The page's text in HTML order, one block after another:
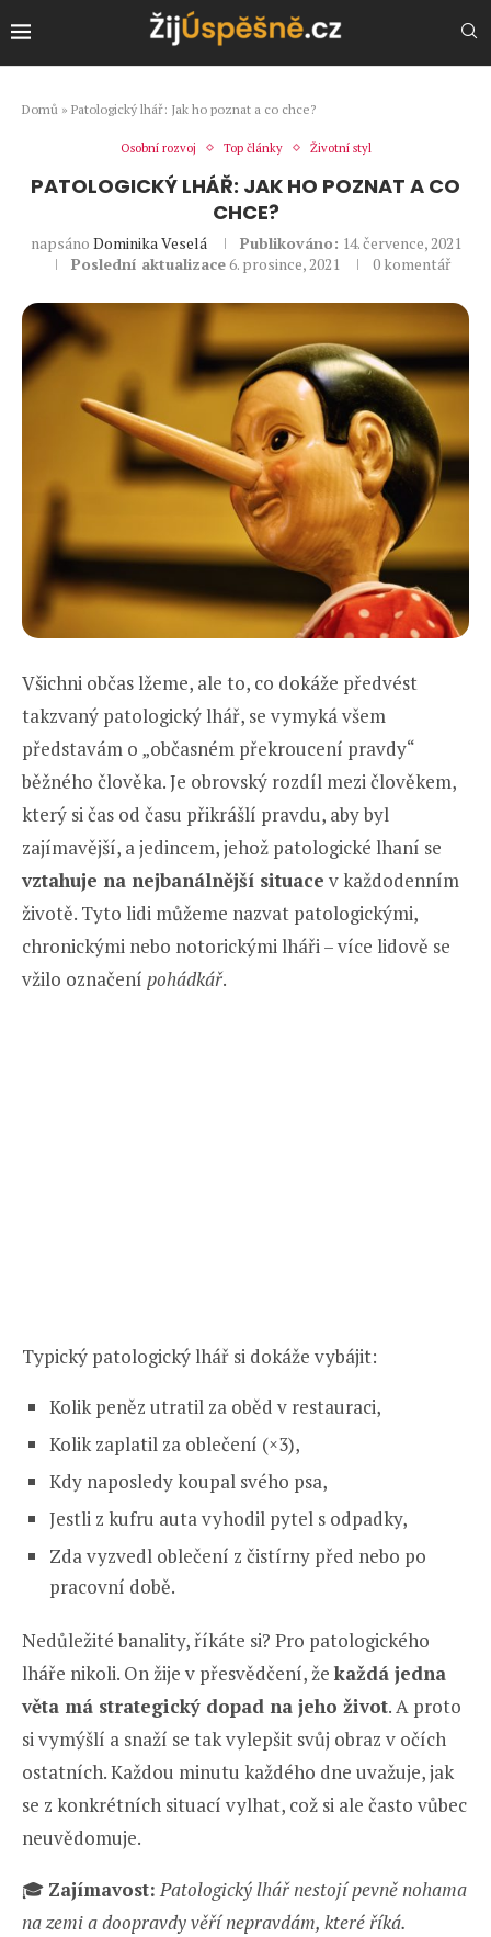
Domů » Patologický lhář: Jak ho poznat a co chce?
Osobní rozvoj Top články Životní styl
PATOLOGICKÝ LHÁŘ: JAK HO POZNAT A CO
CHCE?
napsáno Dominika Veselá Publikováno: 14. července, 2021
Poslední aktualizace6. prosince, 2021 0 komentář
Všichni občas lžeme, ale to, co dokáže předvést
takzvaný patologický lhář, se vymyká všem
představám o „občasném překroucení pravdy“
běžného člověka. Je obrovský rozdíl mezi člověkem,
který si čas od času přikrášlí pravdu, aby byl
zajímavější, a jedincem, jehož patologické lhaní se
vztahuje na nejbanálnější situace v každodenním
životě. Tyto lidi můžeme nazvat patologickými,
chronickými nebo notorickými lháři – více lidově se
vžilo označení pohádkář.
Typický patologický lhář si dokáže vybájit:
Kolik peněz utratil za oběd v restauraci,
Kolik zaplatil za oblečení (×3),
Kdy naposledy koupal svého psa,
Jestli z kufru auta vyhodil pytel s odpadky,
Zda vyzvedl oblečení z čistírny před nebo po
pracovní době.
Nedůležité banality, říkáte si? Pro patologického
lháře nikoli. On žije v přesvědčení, že každá jedna
věta má strategický dopad na jeho život. A proto
si vymýšlí a snaží se tak vylepšit svůj obraz v očích
ostatních. Každou minutu každého dne uvažuje, jak
se z konkrétních situací vylhat, což si ale často vůbec
neuvědomuje.
🎓 Zajímavost: Patologický lhář nestojí pevně nohama
na zemi a doopravdy věří nepravdám, které říká.